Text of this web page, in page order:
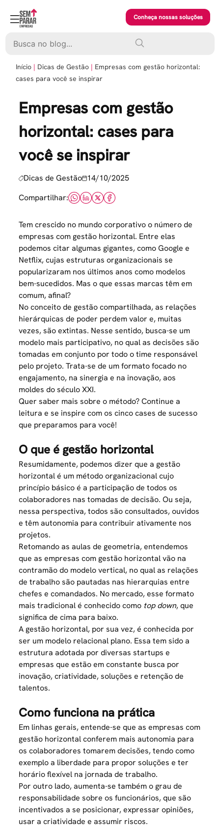
content
Conheça nossas soluções
Início Dicas de Gestão
Empresas com gestão horizontal:
cases para você se inspirar
Empresas com gestão
horizontal: cases para
você se inspirar
Dicas de Gestão 14/10/2025
Compartilhar:
Tem crescido no mundo corporativo o número de
empresas com gestão horizontal. Entre elas
podemos citar algumas gigantes, como Google e
Netflix, cujas estruturas organizacionais se
popularizaram nos últimos anos como modelos
bem-sucedidos. Mas o que essas marcas têm em
comum, afinal?
No conceito de gestão compartilhada, as relações
hierárquicas de poder perdem valor e, muitas
vezes, são extintas. Nesse sentido, busca-se um
modelo mais participativo, no qual as decisões são
tomadas em conjunto por todo o time responsável
pelo projeto. Trata-se de um formato focado no
engajamento, na sinergia e na inovação, aos
moldes do século XXI.
Quer saber mais sobre o método? Continue a
leitura e se inspire com os cinco cases de sucesso
que preparamos para você!
O que é gestão horizontal
Resumidamente, podemos dizer que a gestão
horizontal é um método organizacional cujo
princípio básico é a participação de todos os
colaboradores nas tomadas de decisão. Ou seja,
nessa perspectiva, todos são consultados, ouvidos
e têm autonomia para contribuir ativamente nos
projetos.
Retomando as aulas de geometria, entendemos
que as empresas com gestão horizontal vão na
contramão do modelo vertical, no qual as relações
de trabalho são pautadas nas hierarquias entre
chefes e comandados. No mercado, esse formato
mais tradicional é conhecido como top down, que
significa de cima para baixo.
A gestão horizontal, por sua vez, é conhecida por
ser um modelo relacional plano. Essa tem sido a
estrutura adotada por diversas startups e
empresas que estão em constante busca por
inovação, criatividade, soluções e retenção de
talentos.
Como funciona na prática
Em linhas gerais, entende-se que as empresas com
gestão horizontal conferem mais autonomia para
os colaboradores tomarem decisões, tendo como
exemplo a liberdade para propor soluções e ter
horário flexível na jornada de trabalho.
Por outro lado, aumenta-se também o grau de
responsabilidade sobre os funcionários, que são
incentivados a se posicionar, expressar opiniões,
usar a criatividade e assumir riscos.